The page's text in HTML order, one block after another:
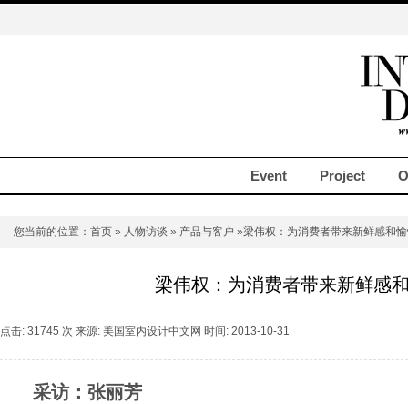
Event Project
您当前的位置： 首页 » 人物访谈 » 产品与客户 »梁伟权：为消费者带来新鲜感和
梁伟权：为消费者带来新鲜感
点击: 31745 次 来源: 美国室内设计中文网 时间: 2013-10-31
采访：张丽芳